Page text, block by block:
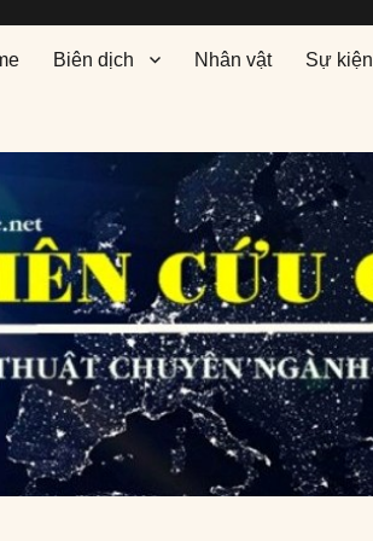
Biên dịch Nhân vật Sự kiện